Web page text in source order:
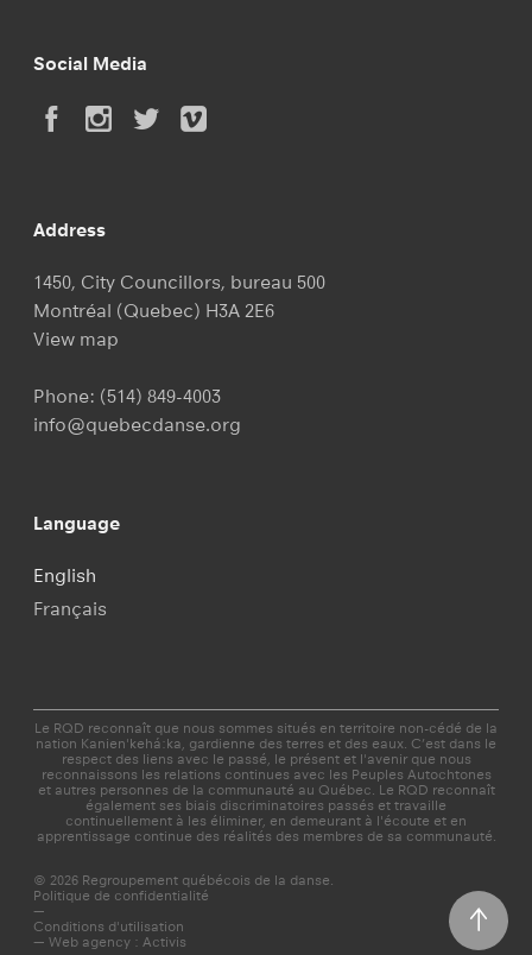
Social Media
Address
1450, City Councillors, bureau 500
Montréal (Quebec) H3A 2E6
View map
Phone: (514) 849-4003
info@quebecdanse.org
Language
English
Français
Le RQD reconnaît que nous sommes situés en territoire non-cédé de la
nation Kanien'kehá:ka, gardienne des terres et des eaux. C’est dans le
respect des liens avec le passé, le présent et l'avenir que nous
reconnaissons les relations continues avec les Peuples Autochtones
et autres personnes de la communauté au Québec. Le RQD reconnaît
également ses biais discriminatoires passés et travaille
continuellement à les éliminer, en demeurant à l'écoute et en
apprentissage continue des réalités des membres de sa communauté.
© 2026 Regroupement québécois de la danse.
Politique de confidentialité
—
Conditions d'utilisation
— Web agency : Activis